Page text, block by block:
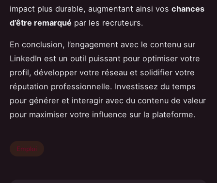
impact plus durable, augmentant ainsi vos chances
d’être remarqué par les recruteurs.
En conclusion, l’engagement avec le contenu sur
LinkedIn est un outil puissant pour optimiser votre
profil, développer votre réseau et solidifier votre
réputation professionnelle. Investissez du temps
pour générer et interagir avec du contenu de valeur
pour maximiser votre influence sur la plateforme.
Emploi